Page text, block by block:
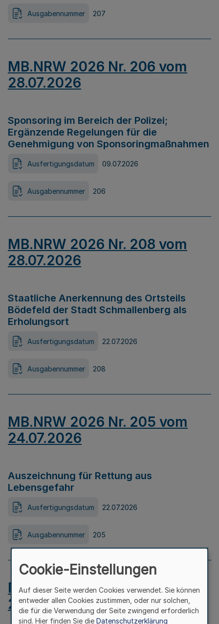
Ausgabennummer 207
MB.NRW 2026 Nr. 206 vom
28.07.2026
Sponsoring im Bereich der Polizei;
Ergänzende Regelungen für die
Genehmigung von Sponsoringmaßnahmen
Ausfertigungsdatum 09.07.2026
Ausgabennummer 206
MB.NRW 2026 Nr. 208 vom
28.07.2026
Staatliche Anerkennung des Ortsteils
Bödefeld der Stadt Schmallenberg als
Erholungsort
Ausfertigungsdatum 22.07.2026
Ausgabennummer 208
MB.NRW 2026 Nr. 205 vom
24.07.2026
Auszeichnung für Rettung aus
Lebensgefahr
Ausfertigungsdatum 22.07.2026
Ausgabennummer 205
MB.NRW 2026 Nr. 204 vom
24.07.2026
Cookie-Einstellungen
Auf dieser Seite werden Cookies verwendet. Sie können
entweder allen Cookies zustimmen, oder nur solchen,
die für die Verwendung der Seite zwingend erforderlich
sind. Hier finden Sie die Datenschutzerklärung